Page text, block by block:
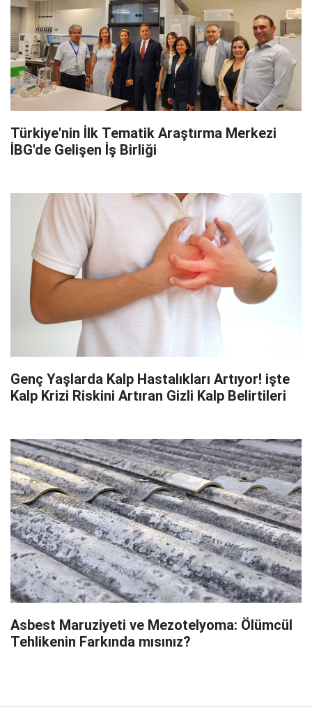
Türkiye'nin İlk Tematik Araştırma Merkezi
İBG'de Gelişen İş Birliği
Genç Yaşlarda Kalp Hastalıkları Artıyor! işte
Kalp Krizi Riskini Artıran Gizli Kalp Belirtileri
Asbest Maruziyeti ve Mezotelyoma: Ölümcül
Tehlikenin Farkında mısınız?